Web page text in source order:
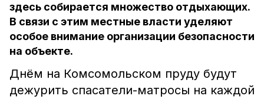
здесь собирается множество отдыхающих.
В связи с этим местные власти уделяют
особое внимание организации безопасности
на объекте.
Днём на Комсомольском пруду будут
дежурить спасатели-матросы на каждой